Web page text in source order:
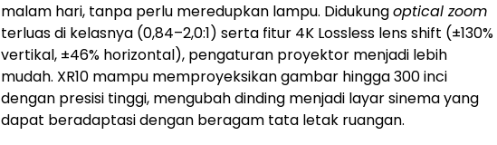
malam hari, tanpa perlu meredupkan lampu. Didukungoptical zoom
terluas di kelasnya (0,84–2,0:1) serta fitur 4K Lossless lens shift (±130%
vertikal, ±46% horizontal), pengaturan proyektor menjadi lebih
mudah. XR10 mampu memproyeksikan gambar hingga 300 inci
dengan presisi tinggi, mengubah dinding menjadi layar sinema yang
dapat beradaptasi dengan beragam tata letak ruangan.